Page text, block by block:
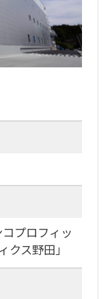
コプロフィッ
クス野田」